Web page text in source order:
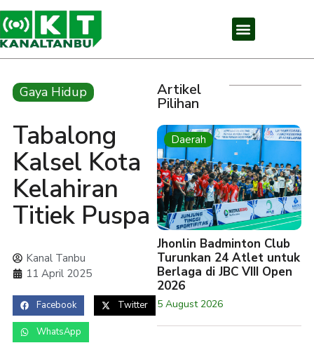
Gaya Hidup
Tabalong
Kalsel Kota
Kelahiran
Titiek Puspa
Kanal Tanbu
11 April 2025
Facebook Twitter
WhatsApp
Artikel
Pilihan
Daerah
Jhonlin Badminton Club
Turunkan 24 Atlet untuk
Berlaga di JBC VIII Open
2026
5 August 2026